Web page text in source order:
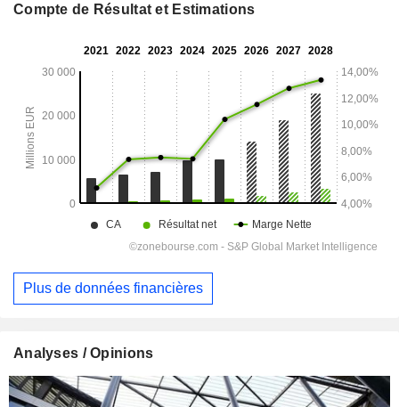
Compte de Résultat et Estimations
Plus de données financières
Analyses / Opinions